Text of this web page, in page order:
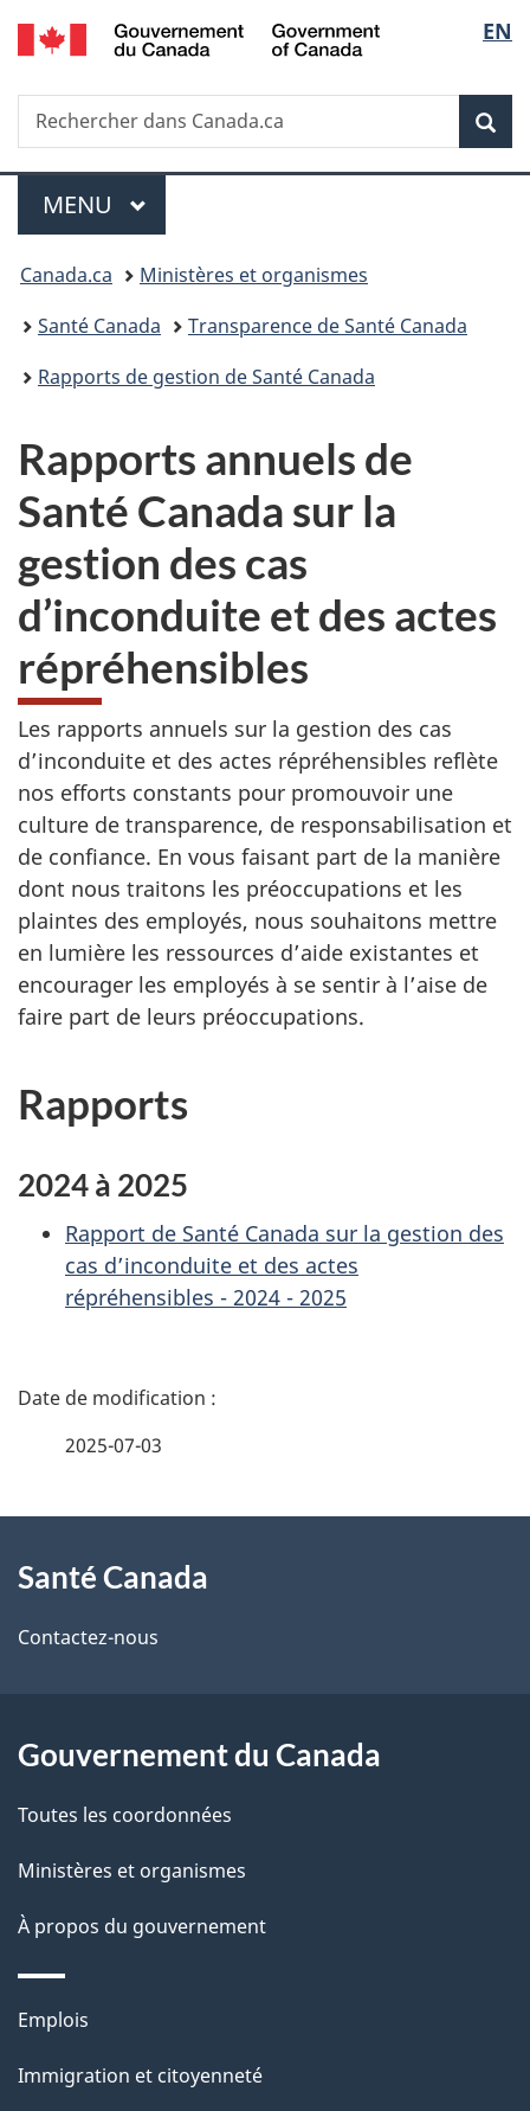
Passer
au
principal
Passer
à
Au
du
Passer
à
version
simplifiée
de
la
EN
Recherche
Rechercher
dans
Menu
MENU PRINCIPAL
Vous
êtes
ici :
Canada.ca
Ministères et organismes
Santé Canada
Transparence de Santé Canada
Rapports de gestion de Santé Canada
Rapports annuels de
Santé Canada sur la
gestion des cas
d’inconduite et des actes
répréhensibles
Les rapports annuels sur la gestion des cas
d’inconduite et des actes répréhensibles reflète
nos efforts constants pour promouvoir une
culture de transparence, de responsabilisation et
de confiance. En vous faisant part de la manière
dont nous traitons les préoccupations et les
plaintes des employés, nous souhaitons mettre
en lumière les ressources d’aide existantes et
encourager les employés à se sentir à l’aise de
faire part de leurs préoccupations.
Rapports
2024 à 2025
Rapport de Santé Canada sur la gestion des
cas d’inconduite et des actes
répréhensibles - 2024 - 2025
D
i
l
d
e
p
a
2025-07-03
propos
de
site
Santé Canada
Contactez-nous
Gouvernement du Canada
Toutes les coordonnées
Ministères et organismes
À propos du gouvernement
Thèmes
sujets
Emplois
Immigration et citoyenneté